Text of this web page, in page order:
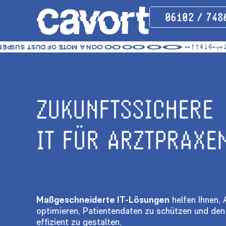
‪06102 /
Social
ZUKUNFTSSICHERE
IT FÜR
Maßgeschneiderte IT-Lösungen helfen Ihnen,
optimieren, Patientendaten zu schützen und
effizient zu gestalten.